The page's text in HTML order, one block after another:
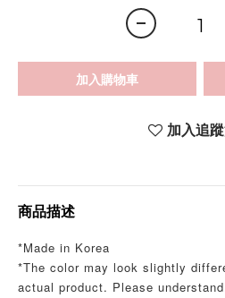
加入購物車
加入追
商品描述
*Made in Korea
*The color may look slightly
actual product. Please